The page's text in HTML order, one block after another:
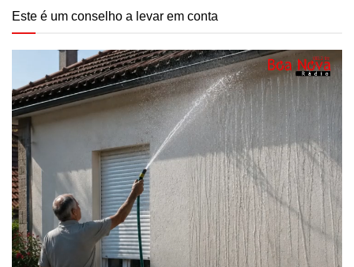
Este é um conselho a levar em conta